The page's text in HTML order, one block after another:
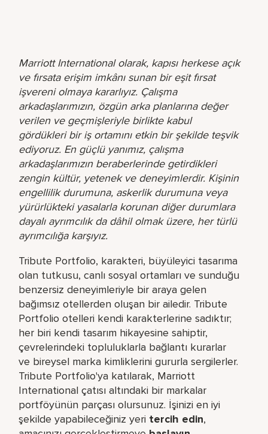
Marriott International olarak, kapısı herkese açık
ve fırsata erişim imkânı sunan bir eşit fırsat
işvereni olmaya kararlıyız. Çalışma
arkadaşlarımızın, özgün arka planlarına değer
verilen ve geçmişleriyle birlikte kabul
gördükleri bir iş ortamını etkin bir şekilde teşvik
ediyoruz. En güçlü yanımız, çalışma
arkadaşlarımızın beraberlerinde getirdikleri
zengin kültür, yetenek ve deneyimlerdir. Kişinin
engellilik durumuna, askerlik durumuna veya
yürürlükteki yasalarla korunan diğer durumlara
dayalı ayrımcılık da dâhil olmak üzere, her türlü
ayrımcılığa karşıyız.
Tribute Portfolio, karakteri, büyüleyici tasarıma
olan tutkusu, canlı sosyal ortamları ve sunduğu
benzersiz deneyimleriyle bir araya gelen
bağımsız otellerden oluşan bir ailedir. Tribute
Portfolio otelleri kendi karakterlerine sadıktır;
her biri kendi tasarım hikayesine sahiptir,
çevrelerindeki topluluklarla bağlantı kurarlar
ve bireysel marka kimliklerini gururla sergilerler.
Tribute Portfolio'ya katılarak, Marriott
International çatısı altındaki bir markalar
portföyünün parçası olursunuz. İşinizi en iyi
şekilde yapabileceğiniz yeri​ tercih edin,